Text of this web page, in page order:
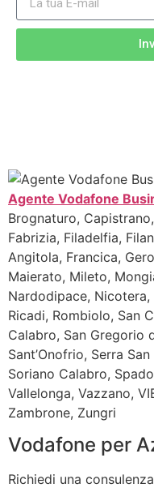
Agente Vodafone
Brognaturo,
Fabrizia, Filadelfia,
Angitola, Francica,
Maierato, Mileto,
Nardodipace, Nicotera,
Ricadi, Rombiolo, San
Calabro, San Gregorio
Sant’Onofrio, Serra
Soriano Calabro,
Vallelonga, Vazzano,
Zambrone, Zungri
Vodafone per
Richiedi una